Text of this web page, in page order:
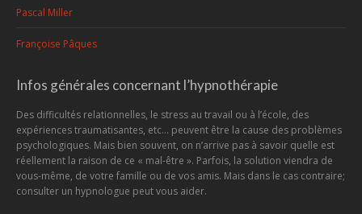
Pascal Miller
Françoise Pâques
Infos générales concernant l’hypnothérapie
Des difficultés relationnelles, le stress au travail ou à l’école, des
expériences traumatisantes, etc... peuvent être la cause des problèmes
psychologiques. Mais bien souvent, on n’arrive pas à savoir quelle est
réellement la raison de ce « mal-être ». Parfois, la solution viendra de
vous-même, de votre famille ou de vos amis. Mais dans le cas contraire;
consulter un hypnologue peut vous aider.